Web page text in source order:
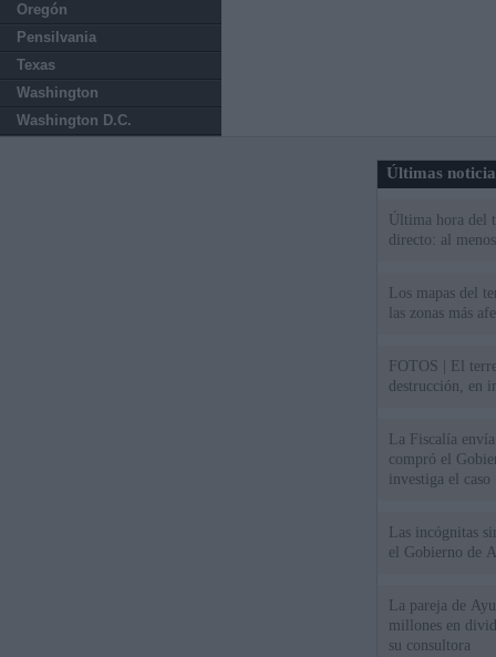
Oregón
Pensilvania
Texas
Washington
Washington D.C.
Últimas
Última hora del
directo: al
Los mapas del
las zonas más
FOTOS | El
destrucción, en
La Fiscalía
compró el
investiga el caso
Las incógnitas
el Gobierno de
La pareja de
millones en
su consultora